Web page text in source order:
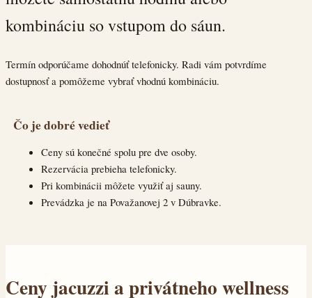
kombináciu so vstupom do sáun.
Termín odporúčame dohodnúť telefonicky. Radi vám potvrdíme
dostupnosť a pomôžeme vybrať vhodnú kombináciu.
Čo je dobré vedieť
Ceny sú konečné spolu pre dve osoby.
Rezervácia prebieha telefonicky.
Pri kombinácii môžete využiť aj sauny.
Prevádzka je na Považanovej 2 v Dúbravke.
Ceny jacuzzi a privátneho wellness